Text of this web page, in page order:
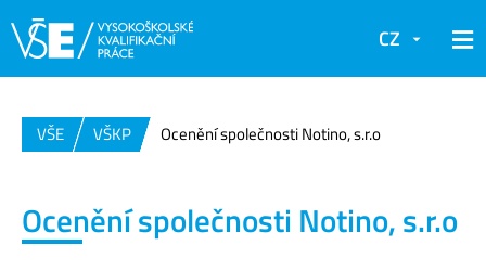
CZ
VŠE VŠKP Ocenění společnosti Notino, s.r.o
Ocenění společnosti Notino, s.r.o